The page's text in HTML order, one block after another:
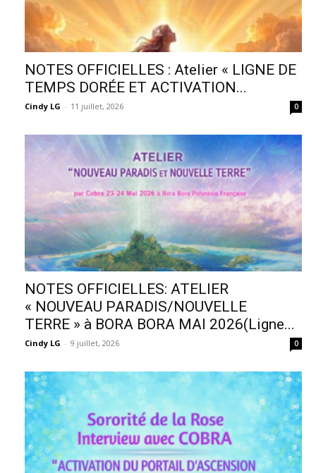
NOTES OFFICIELLES : Atelier « LIGNE DE
TEMPS DORÉE ET ACTIVATION...
Cindy LG - 11 juillet, 2026 0
NOTES OFFICIELLES: ATELIER
« NOUVEAU PARADIS/NOUVELLE
TERRE » à BORA BORA MAI 2026(Ligne...
Cindy LG - 9 juillet, 2026 0